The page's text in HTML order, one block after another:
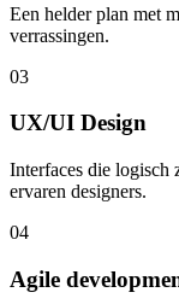
Een helder plan met
verrassingen.
03
UX/UI Design
Interfaces die logisch
ervaren designers.
04
Agile